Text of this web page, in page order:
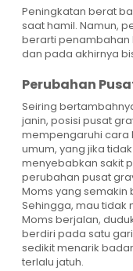
Peningkatan berat
saat hamil. Namun,
berarti
dan pada akhirnya
Perubahan
Seiring
janin, posisi pusat
mempengaruhi cara
umum, yang jika
menyebabkan sakit
perubahan pusat
Moms yang semakin
Sehingga, mau tidak
Moms berjalan,
berdiri pada satu
sedikit menarik
terlalu jatuh.